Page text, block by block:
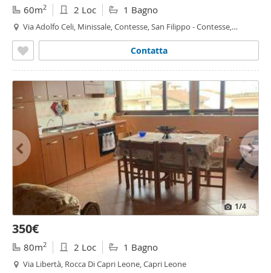
60m2 2 Loc 1 Bagno
Via Adolfo Celi, Minissale, Contesse, San Filippo - Contesse,
Contatta
1/4
350€
80m2 2 Loc 1 Bagno
Via Libertà, Rocca Di Capri Leone, Capri Leone